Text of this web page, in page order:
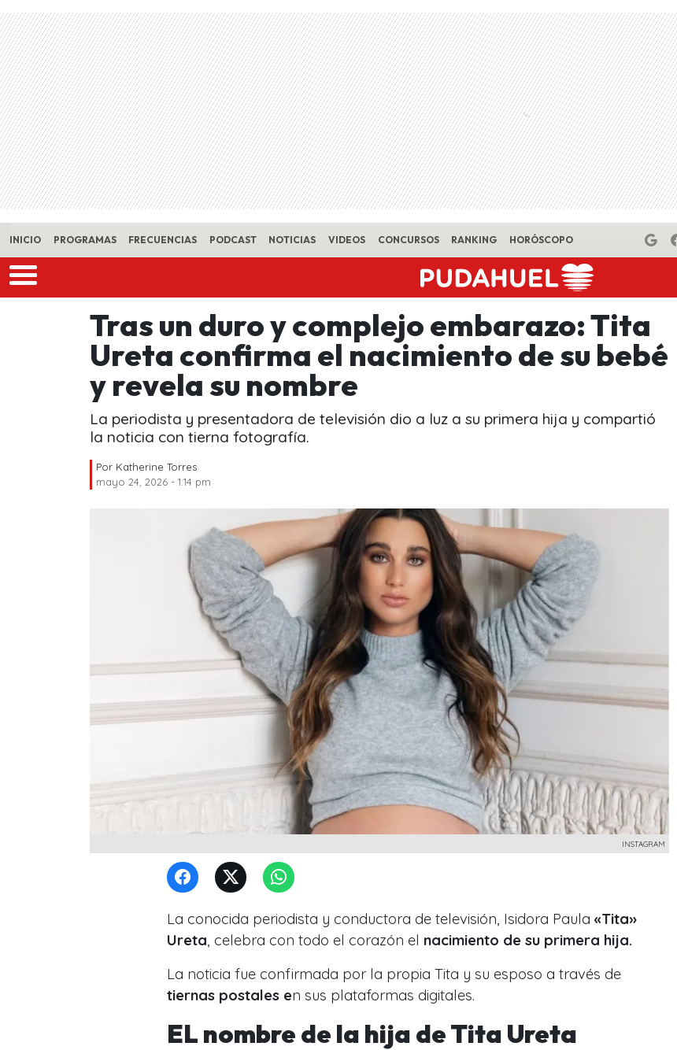
Skip to main content
INICIO PROGRAMAS FRECUENCIAS PODCAST NOTICIAS VIDEOS CONCURSOS RANKING HORÓSCOPO
Tras un duro y complejo embarazo: Tita
Ureta confirma el nacimiento de su bebé
y revela su nombre
La periodista y presentadora de televisión dio a luz a su primera hija y compartió
la noticia con tierna fotografía.
Por Katherine Torres
mayo 24, 2026 - 1:14 pm
INSTAGRAM
La conocida periodista y conductora de televisión, Isidora Paula «Tita»
Ureta , celebra con todo el corazón el nacimiento de su primera hija.
La noticia fue confirmada por la propia Tita y su esposo a través de
tiernas postales en sus plataformas digitales.
EL nombre de la hija de Tita Ureta